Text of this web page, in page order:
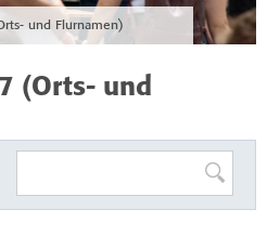
und Flurnamen)
(Orts- und